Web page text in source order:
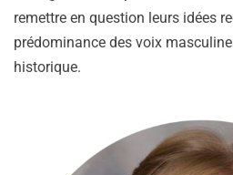
remettre en question leurs idées
prédominance des voix
historique.